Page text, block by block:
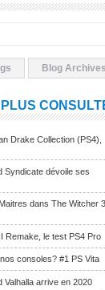
Blog Archives
Drake Collection (PS4),
Syndicate dévoile ses
dans The Witcher
Remake, le test PS4 Pro
consoles? #1 PS Vita
Valhalla arrive en 2020